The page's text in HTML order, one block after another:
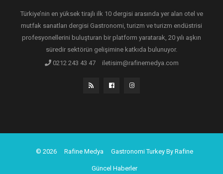
Türkiye’nin en yüksek tirajlı ilk 10 dergisi arasında yer alan otel ve
mutfak sanatları dergisi Gastronomi, turizm ve turizm endüstrisi
profesyonellerini buluşturan bir platform yaratarak, 20 yılı aşkın
süredir sektörün gelişimine katkıda bulunuyor.
0212 243 43 47
iletisim@rafinemedya.com
© 2026 Rafine Medya Gastronomi Turkey By Rafine
Güncel Haberler